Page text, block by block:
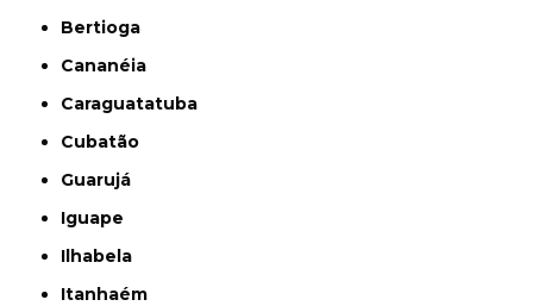
Bertioga
Cananéia
Caraguatatuba
Cubatão
Guarujá
Iguape
Ilhabela
Itanhaém